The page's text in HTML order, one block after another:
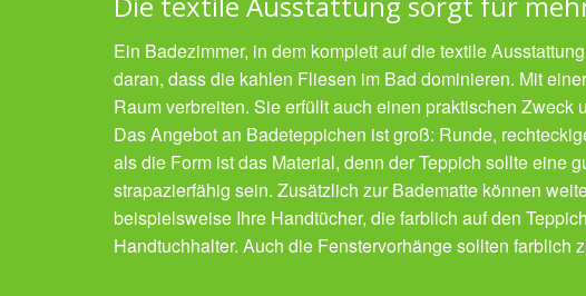
Ein Badezimmer, in dem komplett auf die textile
daran, dass die kahlen Fliesen im Bad dominieren. Mit
Raum verbreiten. Sie erfüllt auch einen praktischen
Das Angebot an Badeteppichen ist groß: Runde,
als die Form ist das Material, denn der Teppich sollte eine
strapazierfähig sein. Zusätzlich zur Badematte können
beispielsweise Ihre Handtücher, die farblich auf den
Handtuchhalter. Auch die Fenstervorhänge sollten farblich